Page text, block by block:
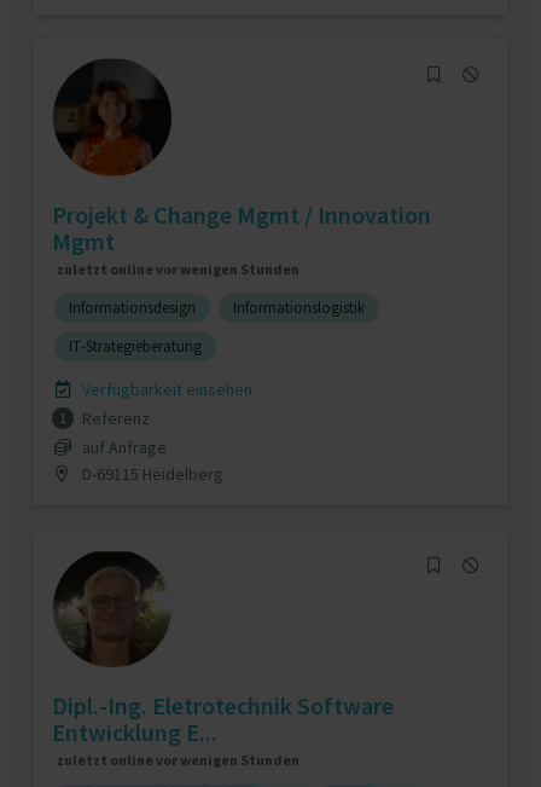
Projekt & Change Mgmt / Innovation
Mgmt
zuletzt online vor wenigen Stunden
Informationsdesign
Informationslogistik
IT-Strategieberatung
Verfügbarkeit einsehen
1
Referenz
auf Anfrage
D-69115 Heidelberg
Dipl.-Ing. Eletrotechnik Software
Entwicklung E...
zuletzt online vor wenigen Stunden